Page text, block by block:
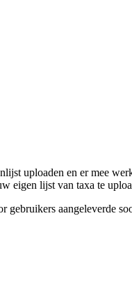
uploaden en er mee
eigen lijst van taxa te
gebruikers aangeleverde